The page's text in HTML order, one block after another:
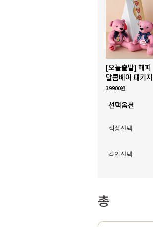
[오늘출발] 해피
달콤베어 패키지
39900원
선택옵션
색상선택
각인선택
총